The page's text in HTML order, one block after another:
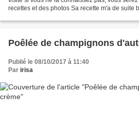
recettes et des photos Sa recette m'a de suite
Poêlée de champignons
Publié le 08/10/2017 à 11:40
Par irisa